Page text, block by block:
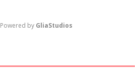
u
Powered by GliaStudios